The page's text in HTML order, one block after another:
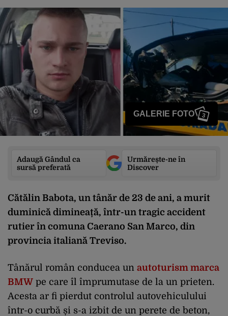
GALERIE FOTO 3
Adaugă Gândul ca
sursă preferată
Urmărește-ne în
Discover
Cătălin Babota, un tânăr de 23 de ani, a murit
duminică dimineață, într-un tragic accident
rutier în comuna Caerano San Marco, din
provincia italiană Treviso.
Tânărul român conducea un autoturism marca
BMW pe care îl împrumutase de la un prieten.
Acesta ar fi pierdut controlul autovehiculului
într-o curbă și s-a izbit de un perete de beton,